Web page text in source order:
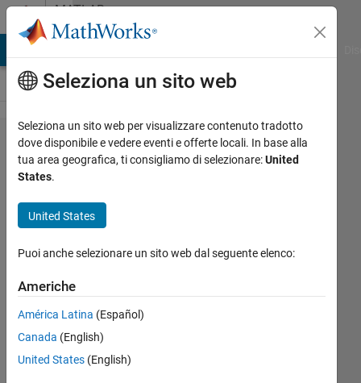
Vai al contenutoMATLAB
Answers
Why
does
code
error?
Sadiq
15 Feb
2023
Seleziona un sito web
Seleziona un sito web per visualizzare contenuto tradotto
dove disponibile e vedere eventi e offerte locali. In base alla
tua area geografica, ti consigliamo di selezionare:United
States.
United States
Puoi anche selezionare un sito web dal seguente elenco:
Americhe
América Latina (Español)
Canada (English)
United States (English)